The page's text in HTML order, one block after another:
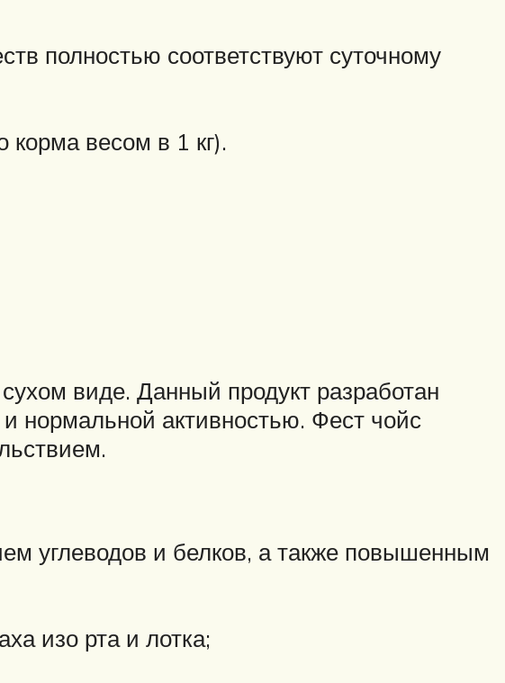
полностью соответствуют суточному
корма весом в 1 кг).
виде. Данный продукт разработан
нормальной активностью. Фест чойс
углеводов и белков, а также повышенным
изо рта и лотка;